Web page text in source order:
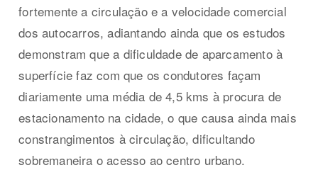
fortemente a circulação e a velocidade comercial
dos autocarros, adiantando ainda que os estudos
demonstram que a dificuldade de aparcamento à
superfície faz com que os condutores façam
diariamente uma média de 4,5 kms à procura de
estacionamento na cidade, o que causa ainda mais
constrangimentos à circulação, dificultando
sobremaneira o acesso ao centro urbano.